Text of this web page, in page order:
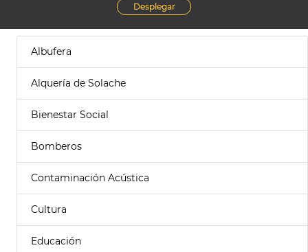
Desplegar
Albufera
Alquería de Solache
Bienestar Social
Bomberos
Contaminación Acústica
Cultura
Educación